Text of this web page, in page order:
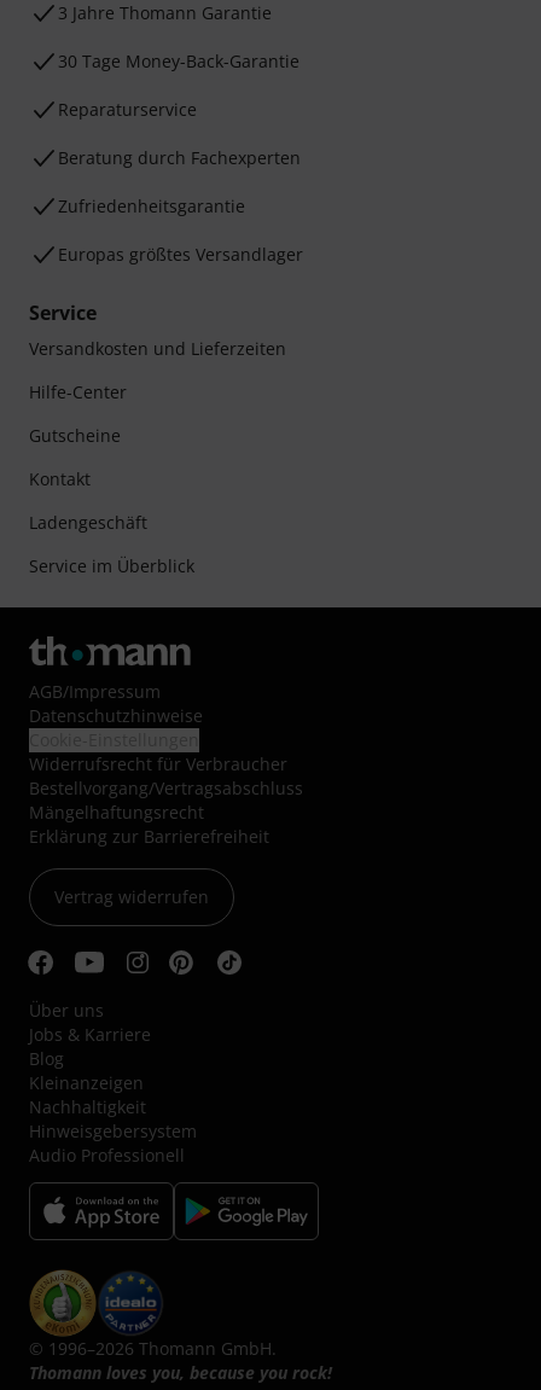
3 Jahre Thomann Garantie
30 Tage Money-Back-Garantie
Reparaturservice
Beratung durch Fachexperten
Zufriedenheitsgarantie
Europas größtes Versandlager
Service
Versandkosten und Lieferzeiten
Hilfe-Center
Gutscheine
Kontakt
Ladengeschäft
Service im Überblick
AGB/Impressum
Datenschutzhinweise
Widerrufsrecht für Verbraucher
Bestellvorgang/Vertragsabschluss
Mängelhaftungsrecht
Erklärung zur Barrierefreiheit
Vertrag widerrufen
Über uns
Jobs & Karriere
Blog
Kleinanzeigen
Nachhaltigkeit
Hinweisgebersystem
Audio Professionell
© 1996–2026 Thomann GmbH.
Thomann loves you, because you rock!